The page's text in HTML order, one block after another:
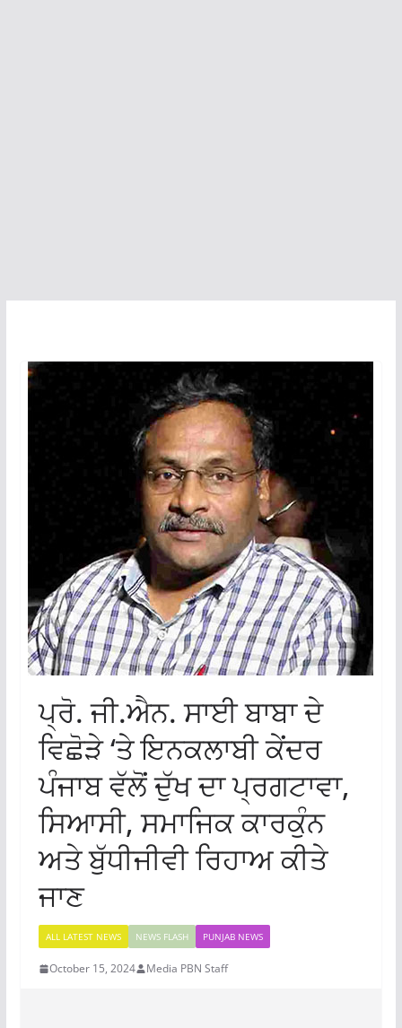
ਪ੍ਰੋ. ਜੀ.ਐਨ. ਸਾਈ ਬਾਬਾ ਦੇ
ਵਿਛੋੜੇ ‘ਤੇ ਇਨਕਲਾਬੀ ਕੇਂਦਰ
ਪੰਜਾਬ ਵੱਲੋਂ ਦੁੱਖ ਦਾ ਪ੍ਰਗਟਾਵਾ,
ਸਿਆਸੀ, ਸਮਾਜਿਕ ਕਾਰਕੁੰਨ
ਅਤੇ ਬੁੱਧੀਜੀਵੀ ਰਿਹਾਅ ਕੀਤੇ
ਜਾਣ
ALL LATEST NEWS NEWS FLASH PUNJAB NEWS
October 15, 2024 Media PBN Staff